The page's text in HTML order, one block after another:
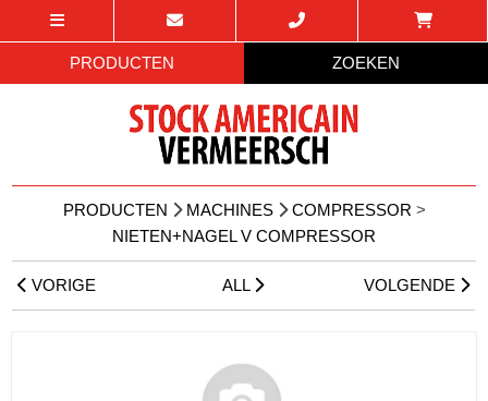
PRODUCTEN ZOEKEN
PRODUCTEN MACHINES COMPRESSOR >
NIETEN+NAGEL V COMPRESSOR
VORIGE ALL VOLGENDE